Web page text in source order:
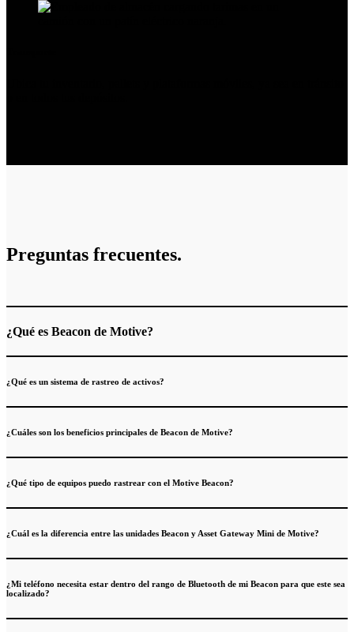
Preguntas frecuentes.
¿Qué es Beacon de Motive?
¿Qué es un sistema de rastreo de activos?
¿Cuáles son los beneficios principales de Beacon de Motive?
¿Qué tipo de equipos puedo rastrear con el Motive Beacon?
¿Cuál es la diferencia entre las unidades Beacon y Asset Gateway Mini de Motive?
¿Mi teléfono necesita estar dentro del rango de Bluetooth de mi Beacon para que este sea
localizado?